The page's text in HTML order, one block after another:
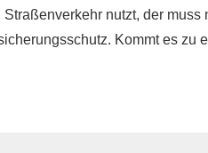
nutzt, der muss
Kommt es zu